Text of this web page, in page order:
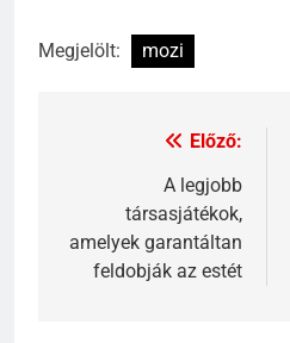
Megjelölt: mozi
Bejegyzés
navigáció
Előző:
A legjobb
társasjátékok,
amelyek garantáltan
feldobják az estét